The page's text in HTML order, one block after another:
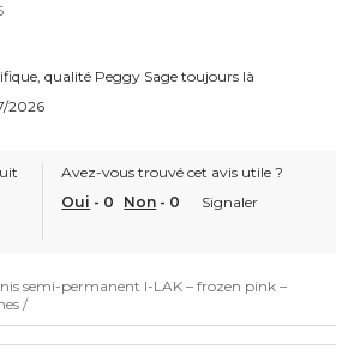
qualité Peggy Sage toujours là
2026
Avez-vous trouvé cet avis utile ?
Oui - 0 Non - 0 Signaler
semi-permanent I-LAK – frozen pink –
/